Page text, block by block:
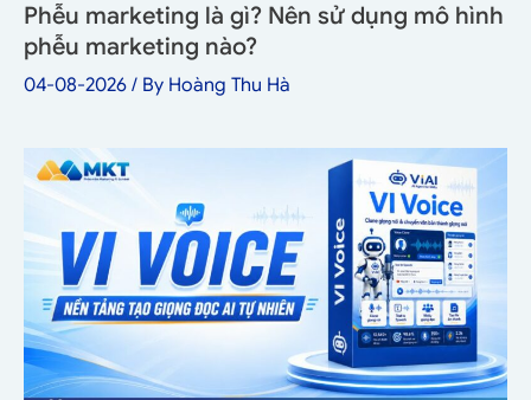
Phễu marketing là gì? Nên sử dụng mô hình
phễu marketing nào?
04-08-2026 / By Hoàng Thu Hà